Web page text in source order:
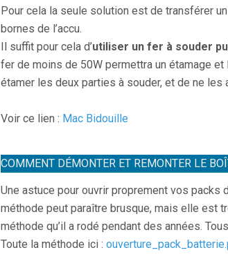
Pour cela la seule solution est de transférer
bornes de l’accu.
Il suffit pour cela d’utiliser un fer à souder
fer de moins de 50W permettra un étamage
étamer les deux parties à souder, et de ne les
Voir ce lien : Mac Bidouille
COMMENT DÉMONTER ET REMONTER LE
Une astuce pour ouvrir proprement vos packs
méthode peut paraître brusque, mais elle est
méthode qu’il a rodé pendant des années.
Toute la méthode ici :